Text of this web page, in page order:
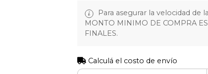
Para asegurar la velocidad de
MONTO MINIMO DE COMPRA
FINALES.
Calculá el costo de envío